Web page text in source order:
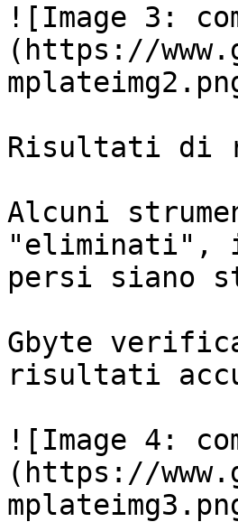
![Image 3:
(https://
Risultati di
Alcuni
"eliminati",
persi siano
Gbyte
risultati
![Image 4:
(https://